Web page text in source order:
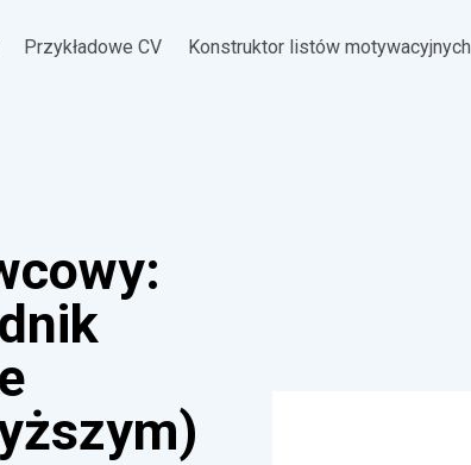
Przykładowe CV Konstruktor listów motywacyjnych